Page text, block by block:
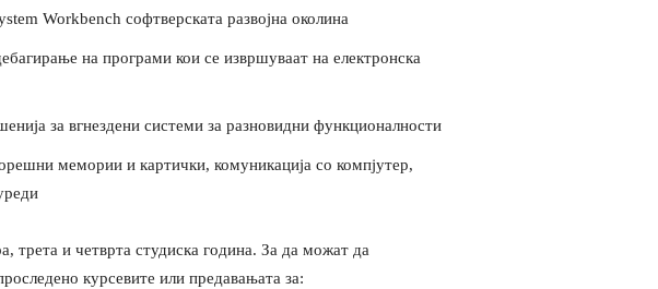
Workbench софтверската развојна околина
на програми кои се извршуваат на електронска
за вгнездени системи за разновидни функционалности
мемории и картички, комуникација со компјутер,
трета и четврта студиска година. За да можат да
курсевите или предавањата за: